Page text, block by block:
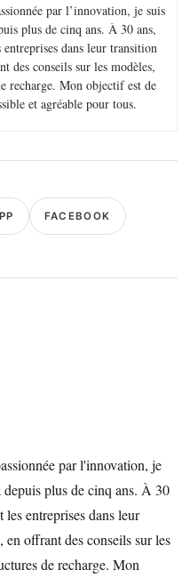
par l’innovation, je suis
plus de cinq ans. À 30 ans,
dans leur transition
des conseils sur les modèles,
recharge. Mon objectif est de
et agréable pour tous.
FACEBOOK
par l'innovation, je
depuis plus de cinq ans. À 30
entreprises dans leur
offrant des conseils sur les
de recharge. Mon